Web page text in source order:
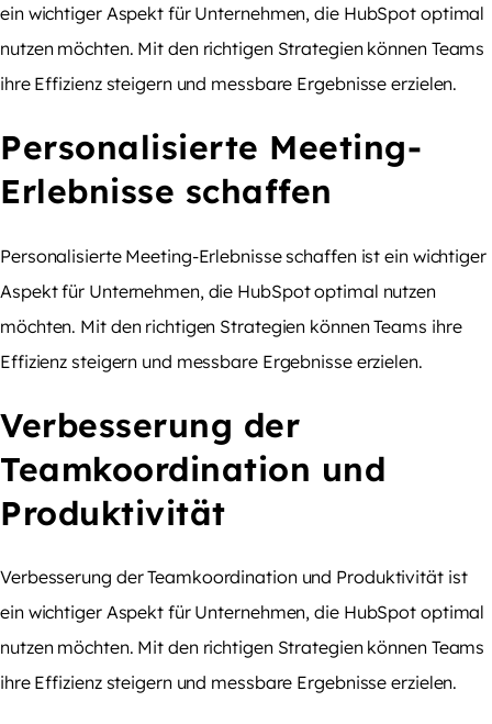
ein wichtiger Aspekt für Unternehmen, die HubSpot optimal
nutzen möchten. Mit den richtigen Strategien können Teams
ihre Effizienz steigern und messbare Ergebnisse erzielen.
Personalisierte Meeting-
Erlebnisse schaffen
Personalisierte Meeting-Erlebnisse schaffen ist ein wichtiger
Aspekt für Unternehmen, die HubSpot optimal nutzen
möchten. Mit den richtigen Strategien können Teams ihre
Effizienz steigern und messbare Ergebnisse erzielen.
Verbesserung der
Teamkoordination und
Produktivität
Verbesserung der Teamkoordination und Produktivität ist
ein wichtiger Aspekt für Unternehmen, die HubSpot optimal
nutzen möchten. Mit den richtigen Strategien können Teams
ihre Effizienz steigern und messbare Ergebnisse erzielen.